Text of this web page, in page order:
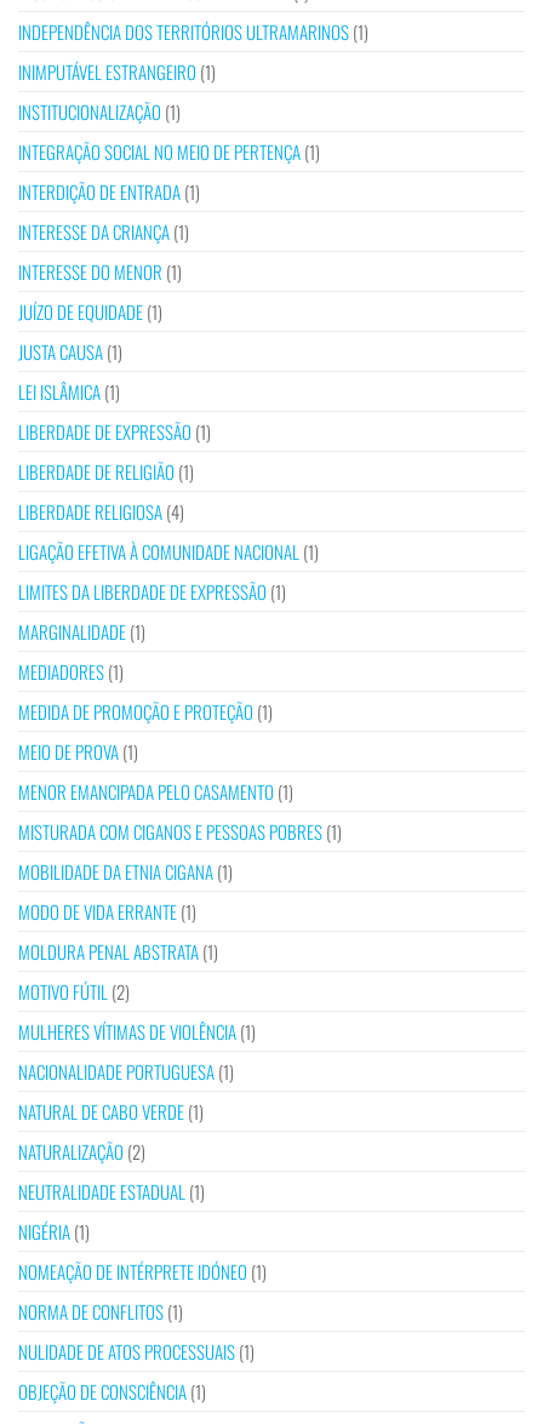
INDEPENDÊNCIA DOS TERRITÓRIOS ULTRAMARINOS(1)
INIMPUTÁVEL ESTRANGEIRO (1)
INSTITUCIONALIZAÇÃO (1)
INTEGRAÇÃO SOCIAL NO MEIO DE PERTENÇA(1)
INTERDIÇÃO DE ENTRADA(1)
INTERESSE DA CRIANÇA(1)
INTERESSE DO MENOR (1)
JUÍZO DE EQUIDADE(1)
JUSTA CAUSA(1)
LEI ISLÂMICA(1)
LIBERDADE DE EXPRESSÃO (1)
LIBERDADE DE RELIGIÃO (1)
LIBERDADE RELIGIOSA(4)
LIGAÇÃO EFETIVA À COMUNIDADE NACIONAL (1)
LIMITES DA LIBERDADE DE EXPRESSÃO (1)
MARGINALIDADE(1)
MEDIADORES(1)
MEDIDA DE PROMOÇÃO E PROTEÇÃO (1)
MEIO DE PROVA(1)
MENOR EMANCIPADA PELO CASAMENTO (1)
MISTURADA COM CIGANOS E PESSOAS POBRES(1)
MOBILIDADE DA ETNIA CIGANA(1)
MODO DE VIDA ERRANTE(1)
MOLDURA PENAL ABSTRATA(1)
MOTIVO FÚTIL (2)
MULHERES VÍTIMAS DE VIOLÊNCIA(1)
NACIONALIDADE PORTUGUESA(1)
NATURAL DE CABO VERDE(1)
NATURALIZAÇÃO (2)
NEUTRALIDADE ESTADUAL (1)
NIGÉRIA(1)
NOMEAÇÃO DE INTÉRPRETE IDÓNEO (1)
NORMA DE CONFLITOS(1)
NULIDADE DE ATOS PROCESSUAIS(1)
OBJEÇÃO DE CONSCIÊNCIA(1)